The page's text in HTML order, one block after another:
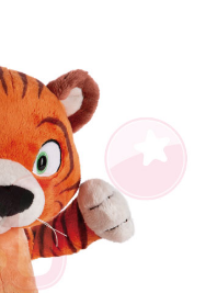
問，請聯繫「AFTEE先享後付
support/home
先享後付」服務完成之交
並將交易相關給付款項請求債
址：
監護人之同意方可使用
之損失，本公司不負相關責
帳號之用戶狀況，依本公司即